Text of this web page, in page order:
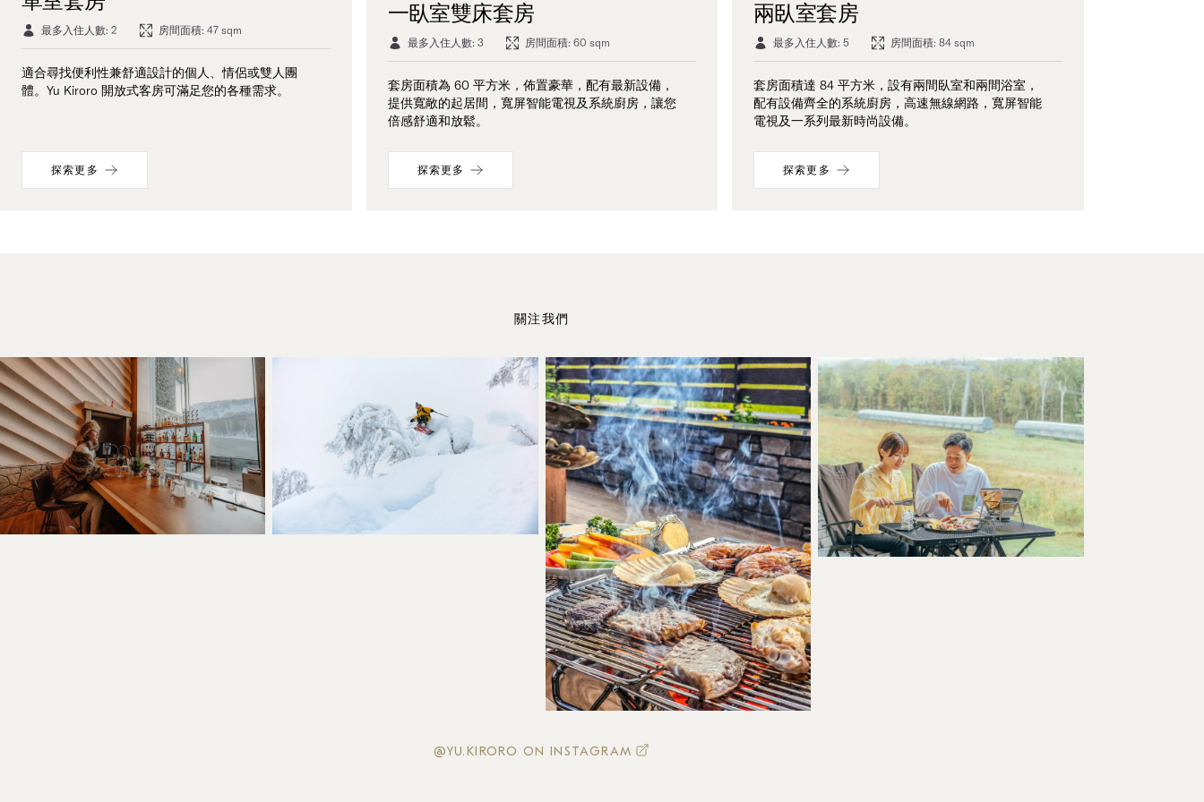
最多入住人數: 2 房間面積: 47 sqm
適合尋找便利性兼舒適設計的個人、情侶或雙人團
體。Yu Kiroro 開放式客房可滿足您的各種需求。
探索更多
一臥室雙床套房
最多入住人數: 3 房間面積: 60 sqm
套房面積為 60 平方米，佈置豪華，配有最新設備，
提供寬敞的起居間，寬屏智能電視及系統廚房，讓您
倍感舒適和放鬆。
探索更多
兩臥室套房
最多入住人數: 5 房間面積: 84 sqm
套房面積達 84 平方米，設有兩間臥室和兩間浴室，
配有設備齊全的系統廚房，高速無線網路，寬屏智能
電視及一系列最新時尚設備。
探索更多
關注我們
@YU.KIRORO ON INSTAGRAM